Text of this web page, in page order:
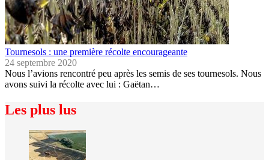
Tournesols : une première récolte encourageante
24 septembre 2020
Nous l’avions rencontré peu après les semis de ses tournesols. Nous
avons suivi la récolte avec lui : Gaëtan…
Les plus lus